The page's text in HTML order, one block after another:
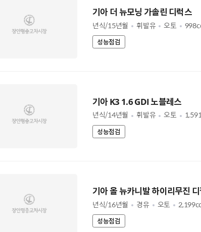
기아 더 뉴모닝 가솔린 디럭스
년식/15년월 휘발유 오토
성능점검
기아 K3 1.6 GDI 노블레스
년식/14년월 휘발유 오토
성능점검
기아 올 뉴카니발 하이리무진
년식/16년월 경유 오토
성능점검